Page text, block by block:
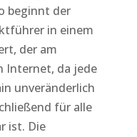
beginnt der
in einem
der am
Internet, da jede
unveränderlich
für alle
ist. Die